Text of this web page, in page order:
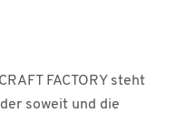
FACTORY steht
soweit und die